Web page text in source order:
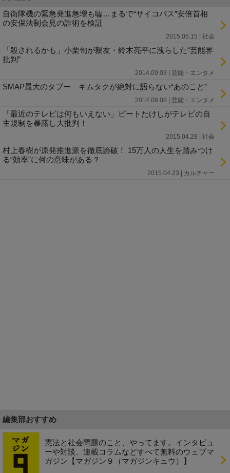
自衛隊機の緊急発進急増も嘘…まるで“サイコパス”安倍首相
の安保法制会見の詐術を検証
2015.05.15 | 社会
「殺されるかも」小栗旬が親友・鈴木亮平に洩らした“芸能界
批判”
2014.09.03 | 芸能・エンタメ
SMAP最大のタブー キムタクが絶対に語らない“あのこと”
2014.08.08 | 芸能・エンタメ
「最近のテレビは何もいえない」ビートたけしがテレビの自
主規制を暴露し大批判！
2015.04.28 | 社会
村上春樹が原発推進派を徹底論破！ 15万人の人生を踏みつけ
る“効率”に何の意味がある？
2015.04.23 | カルチャー
編集部おすすめ
憲法と社会問題のこと、やってます。インタビュ
ーや対談、連載コラムなどすべて無料のウェブマ
ガジン【マガジン９（マガジンキュウ）】